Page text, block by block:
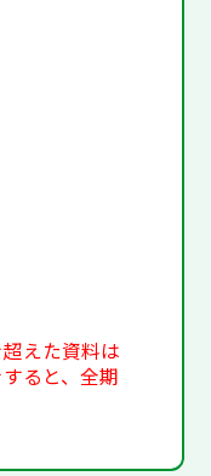
えた資料は
ると、全期